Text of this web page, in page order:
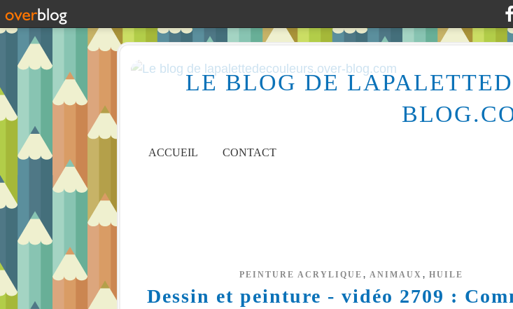
LE BLOG DE
ACCUEIL CONTACT
PEINTURE ACRYLIQUE , ANIMAUX , HUILE
Dessin et peinture - vidéo 2709 :